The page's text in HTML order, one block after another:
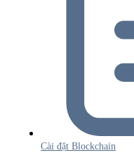
Cài đặt Blockchain